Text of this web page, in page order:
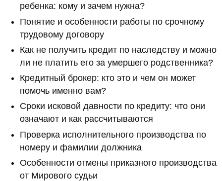
ребенка: кому и зачем нужна?
Понятие и особенности работы по срочному
трудовому договору
Как не получить кредит по наследству и можно
ли не платить его за умершего родственника?
Кредитный брокер: кто это и чем он может
помочь именно вам?
Сроки исковой давности по кредиту: что они
означают и как рассчитываются
Проверка исполнительного производства по
номеру и фамилии должника
Особенности отмены приказного производства
от Мирового судьи